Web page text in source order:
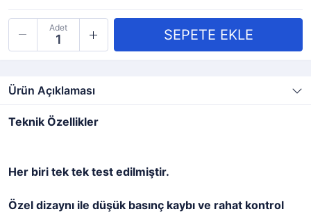
Adet
Ürün Açıklaması
Teknik Özellikler
Her biri tek tek test edilmiştir.
Özel dizaynı ile düşük basınç kaybı ve rahat kontrol